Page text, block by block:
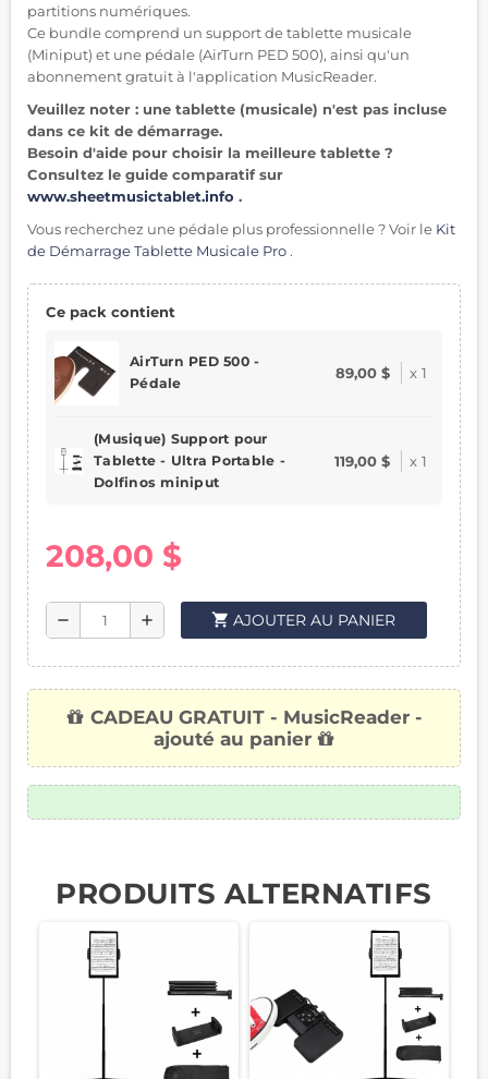
partitions numériques.
Ce bundle comprend un support de tablette musicale
(Miniput) et une pédale (AirTurn PED 500), ainsi qu'un
abonnement gratuit à l'application MusicReader.
Veuillez noter : une tablette (musicale) n'est pas incluse
dans ce kit de démarrage.
Besoin d'aide pour choisir la meilleure tablette ?
Consultez le guide comparatif sur
www.sheetmusictablet.info .
Vous recherchez une pédale plus professionnelle ? Voir le Kit
de Démarrage Tablette Musicale Pro .
Ce pack contient
AirTurn PED 500 -
Pédale
89,00 $ x 1
(Musique) Support pour
Tablette - Ultra Portable -
Dolfinos miniput
119,00 $ x 1
208,00 $
remove add shopping_cart AJOUTER AU PANIER
CADEAU GRATUIT - MusicReader -
ajouté au panier
PRODUITS ALTERNATIFS